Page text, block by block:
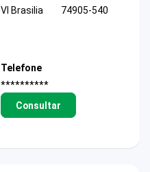
Vl Brasilia
74905-540
Telefone
**********
Consultar